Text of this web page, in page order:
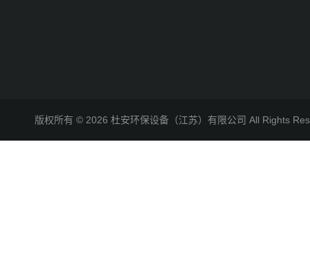
版权所有 © 2026 杜安环保设备（江苏）有限公司 All Rights